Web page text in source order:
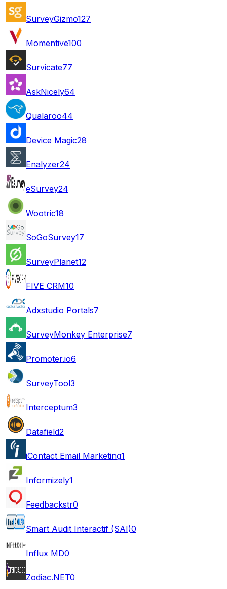
SurveyGizmo127
Momentive100
Survicate77
AskNicely64
Qualaroo44
Device Magic28
Enalyzer24
eSurvey24
Wootric18
SoGoSurvey17
SurveyPlanet12
FIVE CRM10
Adxstudio Portals7
SurveyMonkey Enterprise7
Promoter.io6
SurveyTool3
Interceptum3
Datafield2
iContact Email Marketing1
Informizely1
Feedbackstr0
Smart Audit Interactif (SAI)0
Influx MD0
Zodiac.NET0